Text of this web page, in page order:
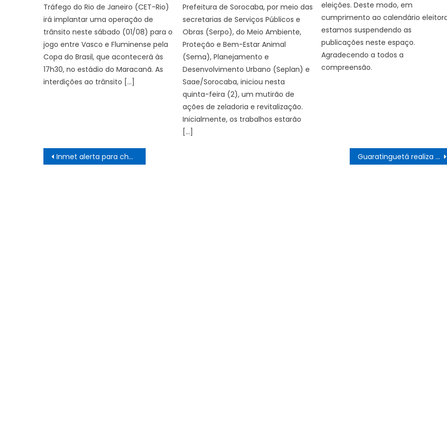
Tráfego do Rio de Janeiro (CET-Rio)
irá implantar uma operação de
trânsito neste sábado (01/08) para o
jogo entre Vasco e Fluminense pela
Copa do Brasil, que acontecerá às
17h30, no estádio do Maracanã. As
interdições ao trânsito […]
Prefeitura de Sorocaba, por meio das
secretarias de Serviços Públicos e
Obras (Serpo), do Meio Ambiente,
Proteção e Bem-Estar Animal
(Sema), Planejamento e
Desenvolvimento Urbano (Seplan) e
Saae/Sorocaba, iniciou nesta
quinta-feira (2), um mutirão de
ações de zeladoria e revitalização.
Inicialmente, os trabalhos estarão
[…]
eleições. Deste modo, em
cumprimento ao calendário
estamos suspendendo as
publicações neste espaço.
Agradecendo a todos a
compreensão.
Navegação
de
Inmet alerta para chuva intensa em cidades do Nordeste e do Norte Guaratinguetá realiza ação de vacinação contra febre amarela na região da Rocinha com atendimento casa a casa